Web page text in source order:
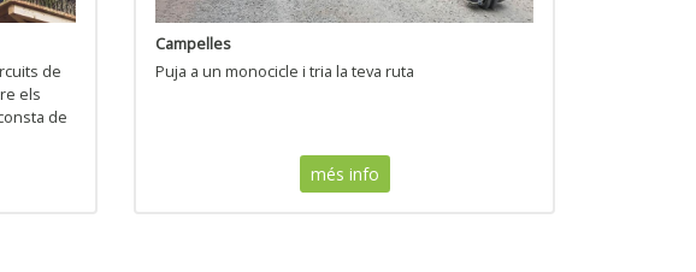
de
els
de
Campelles
Puja a un monocicle i tria la teva ruta
més info